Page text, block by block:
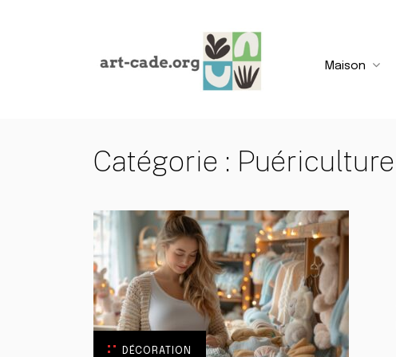
Maison
Catégorie : Puériculture
DÉCORATION